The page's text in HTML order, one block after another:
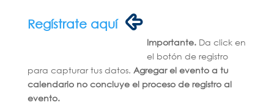
Regístrate aquí
Importante.Da click en
el botón de registro
para capturar tus datos. Agregar el evento a tu
calendario no concluye el proceso de registro al
evento.